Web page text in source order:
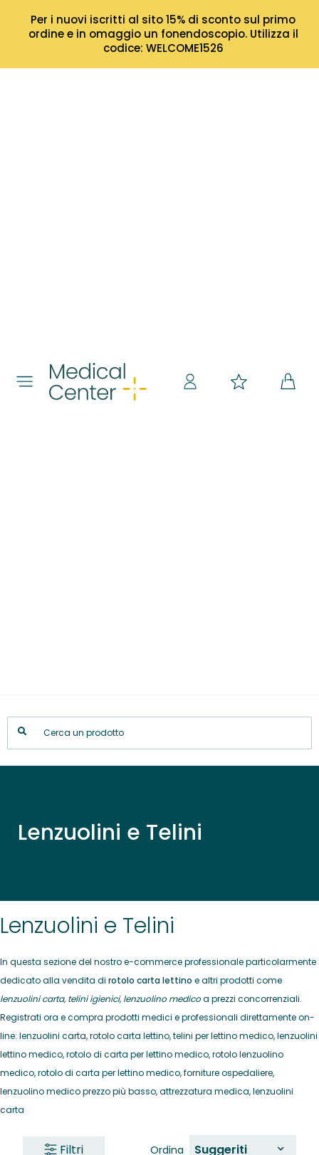
Per i nuovi iscritti al sito 15% di sconto sul primo
ordine e in omaggio un fonendoscopio. Utilizza il
codice: WELCOME1526
Lenzuolini e Telini
Lenzuolini e Telini
In questa sezione del nostro e-commerce professionale particolarmente
dedicato alla vendita di rotolo carta lettino e altri prodotti come
lenzuolini carta, telini igienici, lenzuolino medicoa prezzi concorrenziali.
Registrati ora e compra prodotti medici e professionali direttamente on-
line: lenzuolini carta, rotolo carta lettino, telini per lettino medico, lenzuolini
lettino medico, rotolo di carta per lettino medico, rotolo lenzuolino
medico, rotolo di carta per lettino medico, forniture ospedaliere,
lenzuolino medico prezzo più basso, attrezzatura medica, lenzuolini
carta
Ordina Suggeriti
Filtri